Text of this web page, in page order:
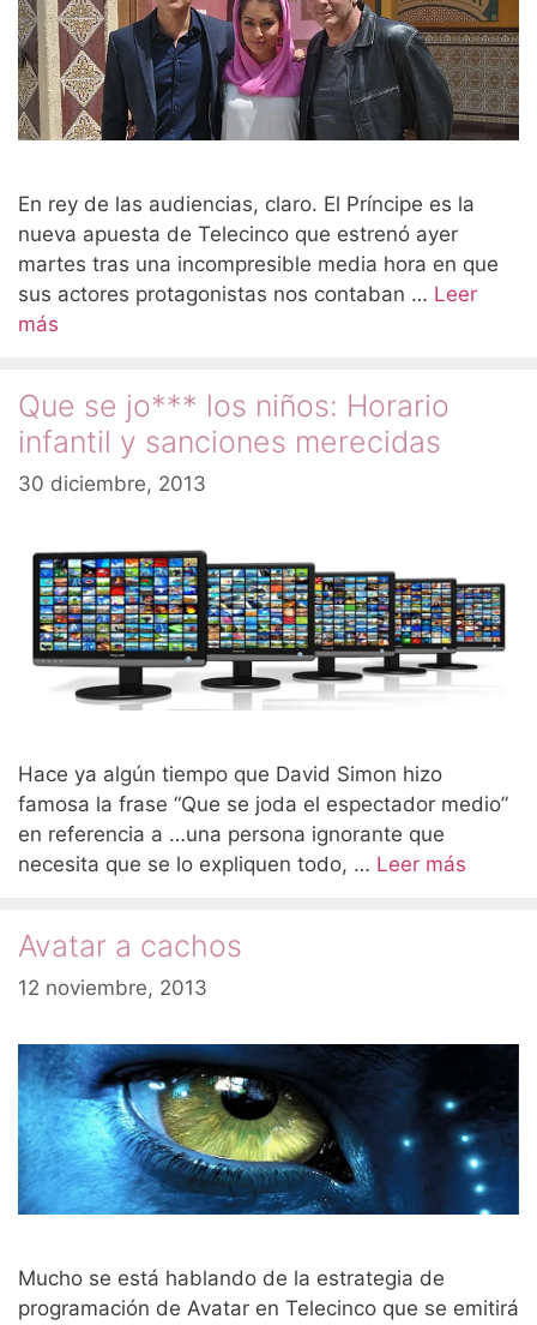
En rey de las audiencias, claro. El Príncipe es la
nueva apuesta de Telecinco que estrenó ayer
martes tras una incompresible media hora en que
sus actores protagonistas nos contaban … Leer
más
Que se jo*** los niños: Horario
infantil y sanciones merecidas
30 diciembre, 2013
Hace ya algún tiempo que David Simon hizo
famosa la frase “Que se joda el espectador medio”
en referencia a …una persona ignorante que
necesita que se lo expliquen todo, … Leer más
Avatar a cachos
12 noviembre, 2013
Mucho se está hablando de la estrategia de
programación de Avatar en Telecinco que se emitirá